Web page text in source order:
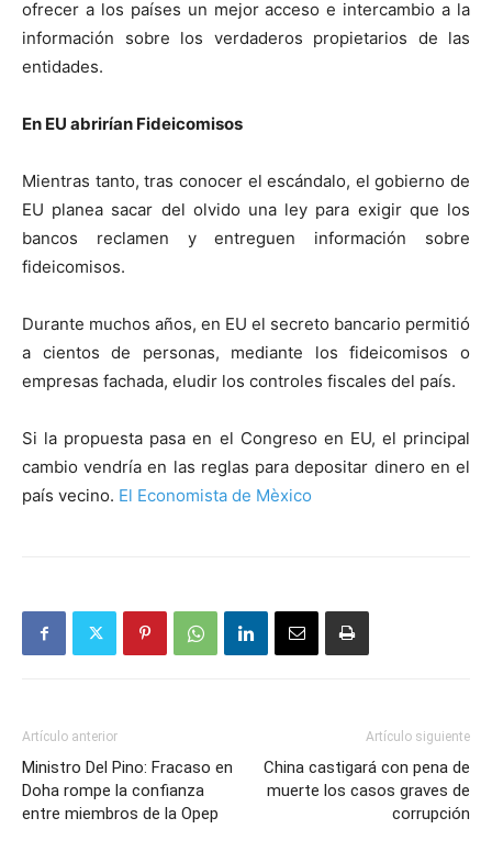
ofrecer a los países un mejor acceso e intercambio a la
información sobre los verdaderos propietarios de las
entidades.
En EU abrirían Fideicomisos
Mientras tanto, tras conocer el escándalo, el gobierno de
EU planea sacar del olvido una ley para exigir que los
bancos reclamen y entreguen información sobre
fideicomisos.
Durante muchos años, en EU el secreto bancario permitió
a cientos de personas, mediante los fideicomisos o
empresas fachada, eludir los controles fiscales del país.
Si la propuesta pasa en el Congreso en EU, el principal
cambio vendría en las reglas para depositar dinero en el
país vecino. El Economista de Mèxico
Artículo anterior
Ministro Del Pino: Fracaso en
Doha rompe la confianza
entre miembros de la Opep
Artículo siguiente
China castigará con pena de
muerte los casos graves de
corrupción